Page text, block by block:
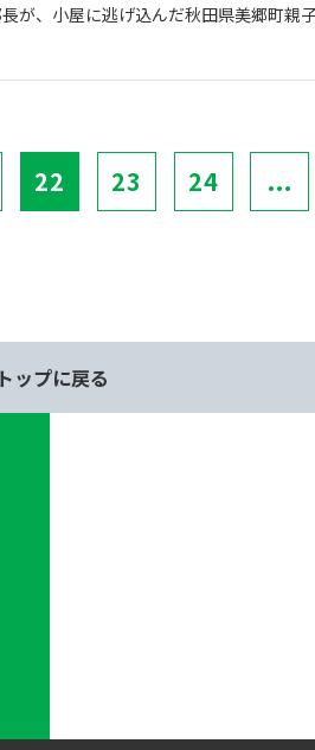
が、小屋に逃げ込んだ秋田県美郷町親
22 23 24 ...
ップに戻る